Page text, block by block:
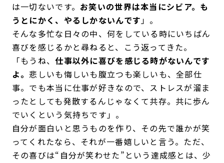
は一切ないです。 お笑いの世界は本当にシビア。も
うとにかく、やるしかないんです」。
そんな多忙な日々の中、何をしている時にいちばん
喜びを感じるかと尋ねると、こう返ってきた。
「もうね、仕事以外に喜びを感じる時がないんです
よ。悲しいも悔しいも腹立つも楽しいも、全部仕
事。でも本当に仕事が好きなので、ストレスが溜ま
ったとしても発散するんじゃなくて共存。共に歩ん
でいくという気持ちです」。
自分が面白いと思うものを作り、その先で誰かが笑
ってくれたなら、それが一番嬉しいと言う。ただ、
その喜びは“自分が笑わせた”という達成感とは、少